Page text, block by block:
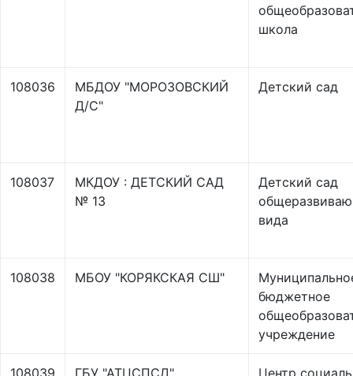
школа
108036
МБДОУ "МОРОЗОВСКИЙ
Д/С"
Детский сад
108037
МКДОУ : ДЕТСКИЙ САД
№ 13
Детский сад
вида
108038 МБОУ "КОРЯКСКАЯ СШ"
бюджетное
учреждение
108039 ГБУ "АТЦСПСД"
Центр